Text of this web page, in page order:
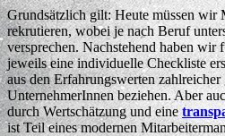
Grundsätzlich gilt: Heute müssen wir
rekrutieren, wobei je nach Beruf
versprechen. Nachstehend haben wir
jeweils eine individuelle Checkliste
aus den Erfahrungswerten
UnternehmerInnen beziehen. Aber
durch Wertschätzung und eine
ist Teil eines modernen